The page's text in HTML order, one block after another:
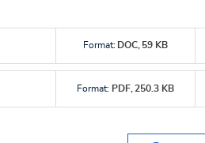
Format: DOC, 59 KB
Format: PDF, 250.3 KB